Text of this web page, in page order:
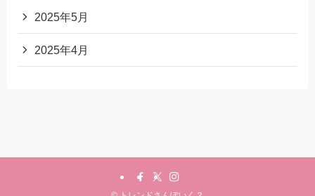
2025年5月
2025年4月